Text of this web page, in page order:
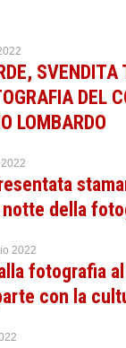
SVENDITA
DEL
LOMBARDO
notte della
2022
fotografia
con la